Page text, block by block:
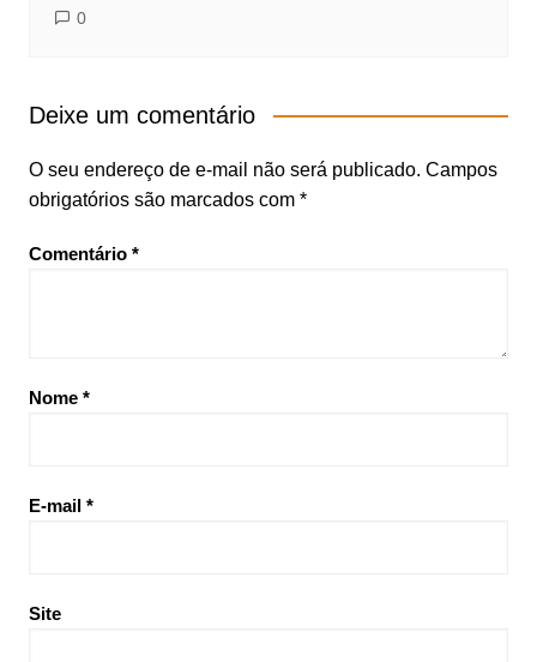
0
Deixe um comentário
O seu endereço de e-mail não será publicado. Campos
obrigatórios são marcados com *
Comentário *
Nome *
E-mail *
Site